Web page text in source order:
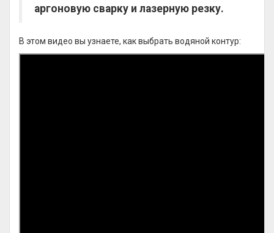
аргоновую сварку и лазерную резку.
В этом видео вы узнаете, как выбрать водяной контур: